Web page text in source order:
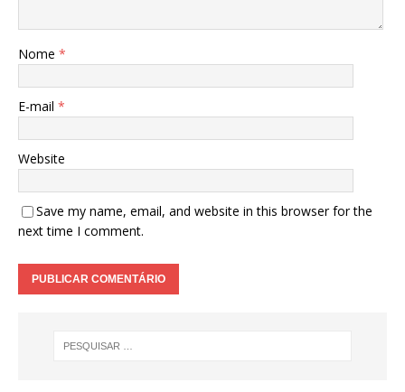
Nome *
E-mail *
Website
Save my name, email, and website in this browser for the
next time I comment.